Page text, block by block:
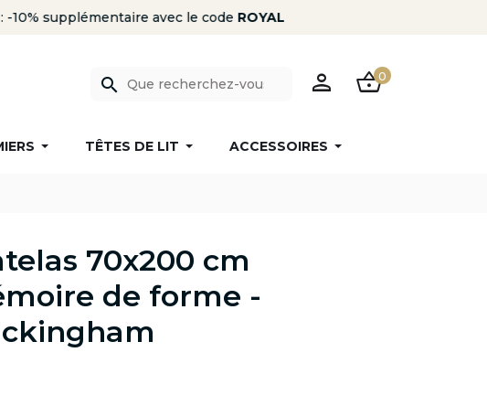
ROYAL
search PERSON SHOPPING_BASKET0
TÊTES DE LIT ACCESSOIRES
70x200 cm
de forme -